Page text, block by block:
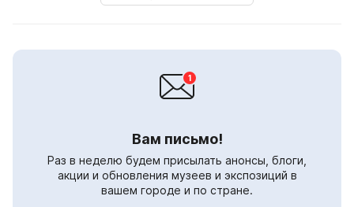
Вам письмо!
Раз в неделю будем присылать анонсы, блоги,
акции и обновления музеев и экспозиций в
вашем городе и по стране.